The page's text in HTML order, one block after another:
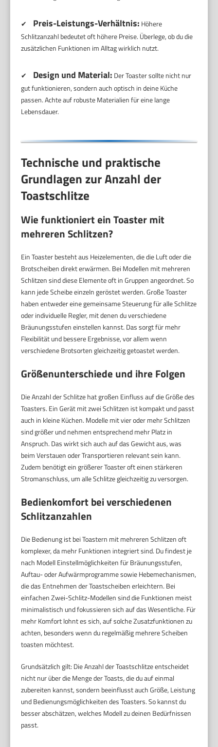
✔ Preis-Leistungs-Verhältnis: Höhere
Schlitzanzahl bedeutet oft höhere Preise. Überlege, ob du die
zusätzlichen Funktionen im Alltag wirklich nutzt.
✔ Design und Material: Der Toaster sollte nicht nur
gut funktionieren, sondern auch optisch in deine Küche
passen. Achte auf robuste Materialien für eine lange
Lebensdauer.
Technische und praktische
Grundlagen zur Anzahl der
Toastschlitze
Wie funktioniert ein Toaster mit
mehreren Schlitzen?
Ein Toaster besteht aus Heizelementen, die die Luft oder die
Brotscheiben direkt erwärmen. Bei Modellen mit mehreren
Schlitzen sind diese Elemente oft in Gruppen angeordnet. So
kann jede Scheibe einzeln geröstet werden. Große Toaster
haben entweder eine gemeinsame Steuerung für alle Schlitze
oder individuelle Regler, mit denen du verschiedene
Bräunungsstufen einstellen kannst. Das sorgt für mehr
Flexibilität und bessere Ergebnisse, vor allem wenn
verschiedene Brotsorten gleichzeitig getoastet werden.
Größenunterschiede und ihre Folgen
Die Anzahl der Schlitze hat großen Einfluss auf die Größe des
Toasters. Ein Gerät mit zwei Schlitzen ist kompakt und passt
auch in kleine Küchen. Modelle mit vier oder mehr Schlitzen
sind größer und nehmen entsprechend mehr Platz in
Anspruch. Das wirkt sich auch auf das Gewicht aus, was
beim Verstauen oder Transportieren relevant sein kann.
Zudem benötigt ein größerer Toaster oft einen stärkeren
Stromanschluss, um alle Schlitze gleichzeitig zu versorgen.
Bedienkomfort bei verschiedenen
Schlitzanzahlen
Die Bedienung ist bei Toastern mit mehreren Schlitzen oft
komplexer, da mehr Funktionen integriert sind. Du findest je
nach Modell Einstellmöglichkeiten für Bräunungsstufen,
Auftau- oder Aufwärmprogramme sowie Hebemechanismen,
die das Entnehmen der Toastscheiben erleichtern. Bei
einfachen Zwei-Schlitz-Modellen sind die Funktionen meist
minimalistisch und fokussieren sich auf das Wesentliche. Für
mehr Komfort lohnt es sich, auf solche Zusatzfunktionen zu
achten, besonders wenn du regelmäßig mehrere Scheiben
toasten möchtest.
Grundsätzlich gilt: Die Anzahl der Toastschlitze entscheidet
nicht nur über die Menge der Toasts, die du auf einmal
zubereiten kannst, sondern beeinflusst auch Größe, Leistung
und Bedienungsmöglichkeiten des Toasters. So kannst du
besser abschätzen, welches Modell zu deinen Bedürfnissen
passt.